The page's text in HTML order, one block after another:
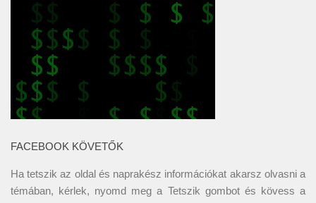
FACEBOOK KÖVETŐK
Ha tetszik az oldal és naprakész információkat akarsz olvasni a
témában, kérlek, nyomd meg a Tetszik gombot és kövess a